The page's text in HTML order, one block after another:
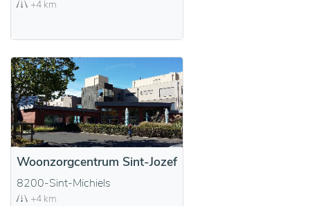
+4 km
Woonzorgcentrum Sint-Jozef
8200-Sint-Michiels
+4 km